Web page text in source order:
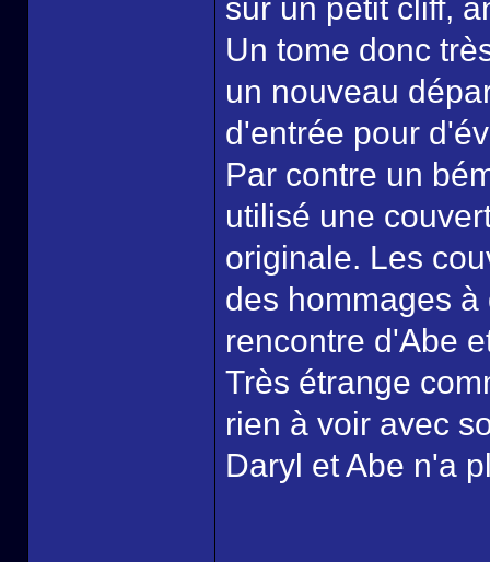
sur un petit cliff,
Un tome donc
un nouveau
d'entrée pour
Par contre un
utilisé une
originale. Les
des hommages
rencontre d'Abe
Très étrange
rien à voir avec
Daryl et Abe n'a